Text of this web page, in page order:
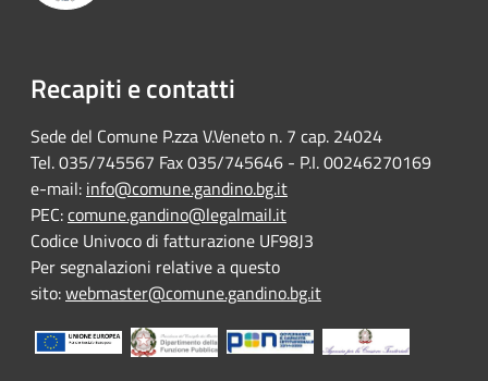
Recapiti e contatti
Sede del Comune P.zza V.Veneto n. 7 cap. 24024
Tel. 035/745567 Fax 035/745646 - P.I. 00246270169
e-mail: info@comune.gandino.bg.it
PEC:comune.gandino@legalmail.it
Codice Univoco di fatturazione UF98J3
Per segnalazioni relative a questo
sito:webmaster@comune.gandino.bg.it